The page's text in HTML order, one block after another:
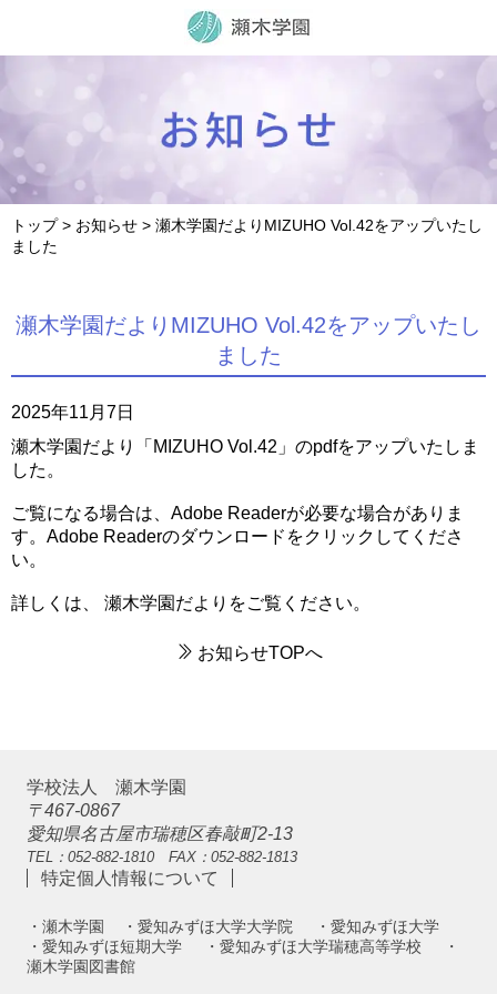
トップ> お知らせ > 瀬木学園だよりMIZUHO Vol.42をアップいたし
ました
瀬木学園だよりMIZUHO Vol.42をアップいたし
ました
2025年11月7日
瀬木学園だより「MIZUHO Vol.42」のpdfをアップいたしま
した。
ご覧になる場合は、Adobe Readerが必要な場合がありま
す。Adobe Readerのダウンロードをクリックしてくださ
い。
詳しくは、 瀬木学園だより をご覧ください。
お知らせTOPへ
学校法人 瀬木学園
〒467-0867
愛知県名古屋市瑞穂区春敲町2-13
TEL：052-882-1810 FAX：052-882-1813
特定個人情報について
・瀬木学園 ・愛知みずほ大学大学院
・愛知みずほ大学
・愛知みずほ短期大学
・愛知みずほ大学瑞穂高等学校
・
瀬木学園図書館